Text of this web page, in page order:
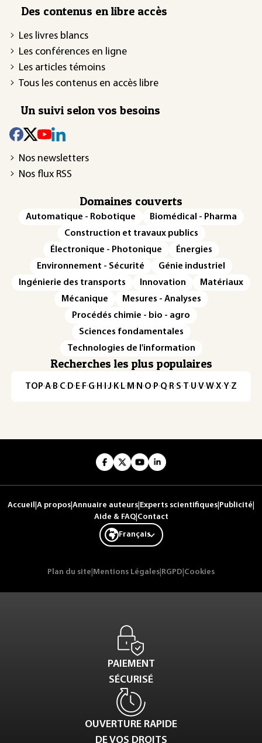
Des contenus en libre accès
Les livres blancs
Les conférences en ligne
Les articles témoins
Tous les contenus en accès libre
Un suivi selon vos besoins
Nos newsletters
Nos flux RSS
Domaines couverts
Automatique - Robotique
Biomédical - Pharma
Construction et travaux publics
Électronique - Photonique
Énergies
Environnement - Sécurité
Génie industriel
Ingénierie des transports
Innovation
Matériaux
Mécanique
Mesures - Analyses
Procédés chimie - bio - agro
Sciences fondamentales
Technologies de l'information
Recherches les plus populaires
TOP·A·B·C· D· E· F·G· H · ·J· K· L· M · N ·O· P·Q· R·S·T·U·V·W·X·Y·Z
Accueil A propos Annuaire auteurs Experts scientifiques Publicité
Aide & FAQ| Contact
Français
Plan du site Mentions Légales RGPD Cookies
PAIEMENT
SÉCURISÉ
OUVERTURE RAPIDE
DE VOS DROITS